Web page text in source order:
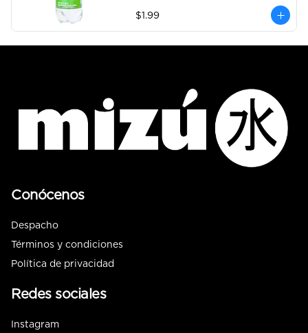
$1.99
Conócenos
Despacho
Términos y condiciones
Política de privacidad
Redes sociales
Instagram